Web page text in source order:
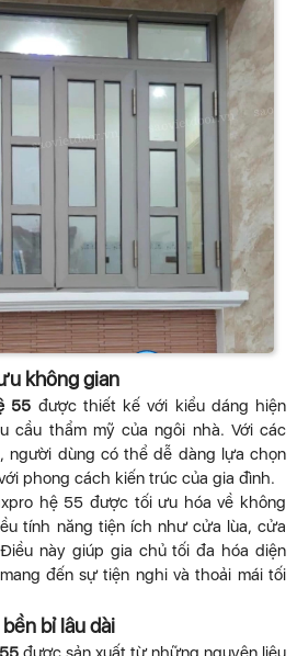
không gian
55 được thiết kế với kiểu dáng hiện
cầu thẩm mỹ của ngôi nhà. Với các
người dùng có thể dễ dàng lựa chọn
phong cách kiến trúc của gia đình.
hệ 55 được tối ưu hóa về không
tính năng tiện ích như cửa lùa, cửa
này giúp gia chủ tối đa hóa diện
đến sự tiện nghi và thoải mái tối
bỉ lâu dài